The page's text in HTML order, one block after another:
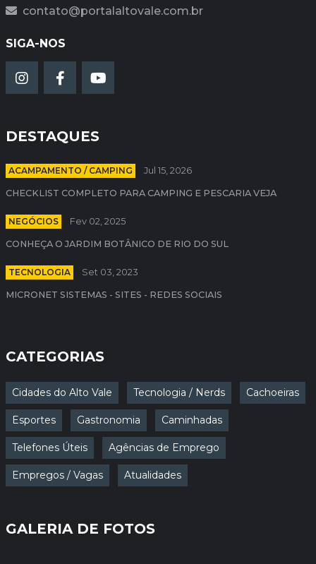
contato@portalaltovale.com.br
SIGA-NOS
DESTAQUES
ACAMPAMENTO / CAMPING Jul 15, 2026
CHECKLIST COMPLETO PARA CAMPING E PESCARIA VEJA
NEGÓCIOS Fev 02, 2025
CONHEÇA O JARDIM BOTÂNICO DE RIO DO SUL
TECNOLOGIA Set 03, 2023
MICRONET SISTEMAS - SITES - REDES SOCIAIS
CATEGORIAS
Cidades do Alto Vale Tecnologia / Nerds Cachoeiras
Esportes Gastronomia Caminhadas
Telefones Úteis Agências de Emprego
Empregos / Vagas Atualidades
GALERIA DE FOTOS